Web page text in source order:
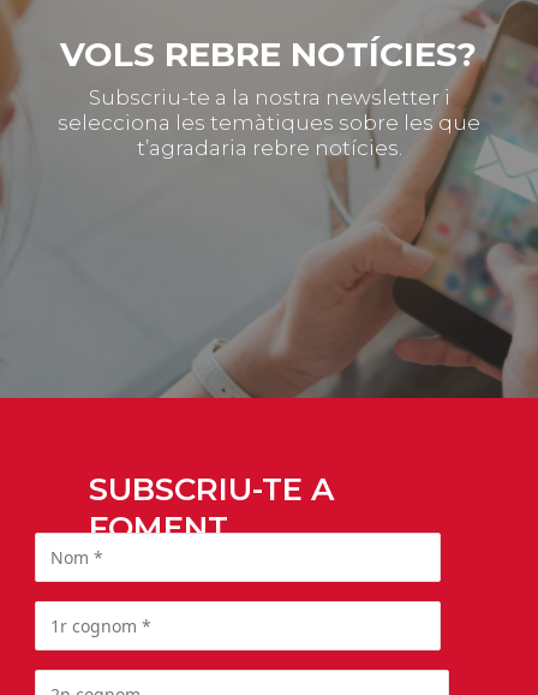
VOLS REBRE NOTÍCIES?
Subscriu-te a la nostra newsletter i
selecciona les temàtiques sobre les que
t’agradaria rebre notícies.
SUBSCRIU-TE A
FOMENT